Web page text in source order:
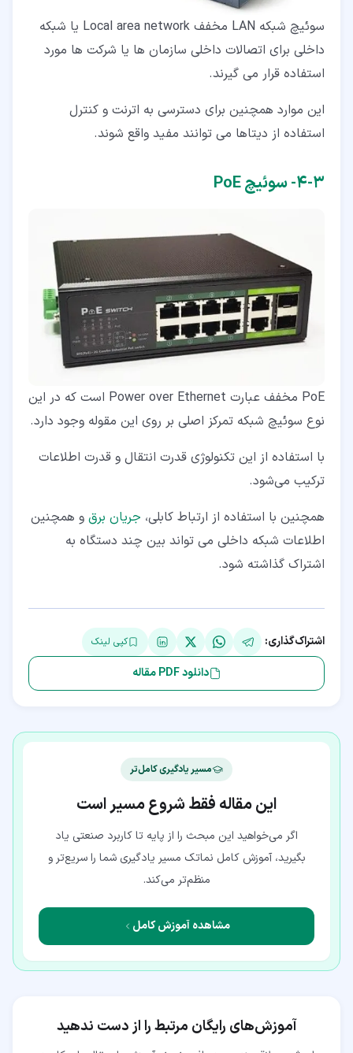
سوئیچ شبکه LAN مخفف Local area network یا شبکه
داخلی برای اتصالات داخلی سازمان ها یا شرکت ها مورد
استفاده قرار می گیرند.
این موارد همچنین برای دسترسی به اترنت و کنترل
استفاده از دیتاها می توانند مفید واقع شوند.
۳‏-‏۴‏- سوئیچ PoE
PoE مخفف عبارت Power over Ethernet است که در این
نوع سوئیچ شبکه تمرکز اصلی بر روی این مقوله وجود دارد.
با استفاده از این تکنولوژی قدرت انتقال و قدرت اطلاعات
ترکیب می‌شود.
همچنین با استفاده از ارتباط کابلی، جریان برق و همچنین
اطلاعات شبکه داخلی می تواند بین چند دستگاه به
اشتراک گذاشته شود.
اشتراک‌گذاری: کپی لینک
دانلود PDF مقاله
مسیر یادگیری کامل‌تر
این مقاله فقط شروع مسیر است
اگر می‌خواهید این مبحث را از پایه تا کاربرد صنعتی یاد
بگیرید، آموزش کامل نماتک مسیر یادگیری شما را سریع‌تر و
منظم‌تر می‌کند.
مشاهده آموزش کامل
آموزش‌های رایگان مرتبط را از دست ندهید